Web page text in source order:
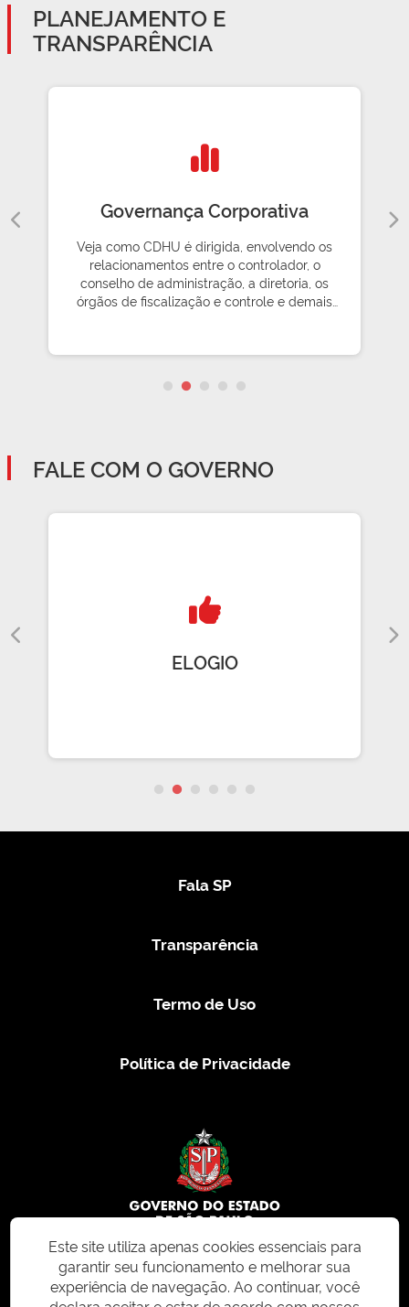
PLANEJAMENTO E
TRANSPARÊNCIA
Governança Corporativa
Veja como CDHU é dirigida, envolvendo os
relacionamentos entre o controlador, o
conselho de administração, a diretoria, os
órgãos de fiscalização e controle e demais
FALE COM O GOVERNO
ELOGIO
Fala SP
Transparência
Termo de Uso
Política de Privacidade
© 2026 CMS.SP.GOV.BR. Todos os direitos reservados.
Este site utiliza apenas cookies essenciais para
garantir seu funcionamento e melhorar sua
experiência de navegação. Ao continuar, você